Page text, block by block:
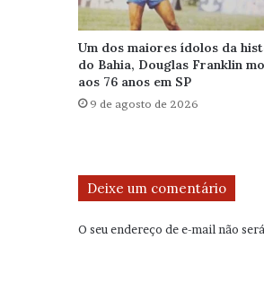
Um dos maiores ídolos da
do Bahia, Douglas Franklin
aos 76 anos em SP
9 de agosto de 2026
Deixe um comentário
O seu endereço de e-mail não